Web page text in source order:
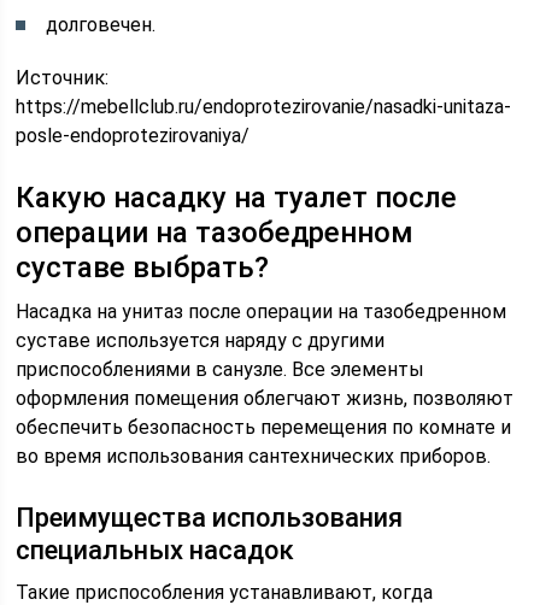
долговечен.
Источник:
https://mebellclub.ru/endoprotezirovanie/nasadki-unitaza-
posle-endoprotezirovaniya/
Какую насадку на туалет после
операции на тазобедренном
суставе выбрать?
Насадка на унитаз после операции на тазобедренном
суставе используется наряду с другими
приспособлениями в санузле. Все элементы
оформления помещения облегчают жизнь, позволяют
обеспечить безопасность перемещения по комнате и
во время использования сантехнических приборов.
Преимущества использования
специальных насадок
Такие приспособления устанавливают, когда